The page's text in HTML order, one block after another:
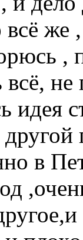
же
,
всё,
идея
в